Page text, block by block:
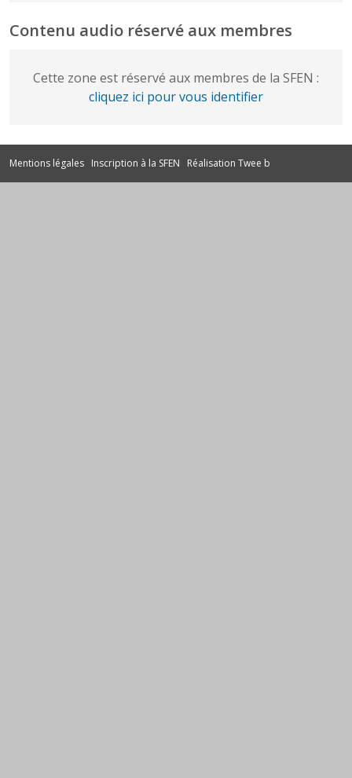
Contenu audio réservé aux membres
Cette zone est réservé aux membres de la SFEN :
cliquez ici pour vous identifier
Mentions légales Inscription à la SFEN Réalisation Twee b